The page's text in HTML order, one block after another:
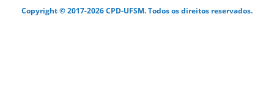
Copyright © 2017-2026 CPD-UFSM. Todos os direitos reservados.